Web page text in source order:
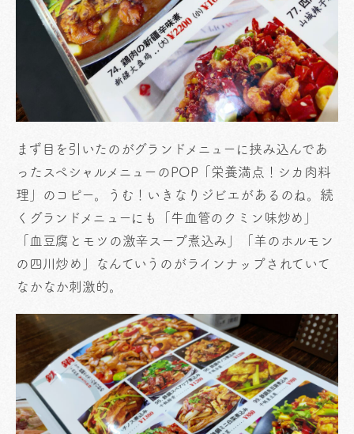
まず目を引いたのがグランドメニューに挟み込んであ
ったスペシャルメニューのPOP「栄養満点！シカ肉料
理」のコピー。うむ！いきなりジビエがあるのね。続
くグランドメニューにも「牛血管のクミン味炒め」
「血豆腐とモツの激辛スープ煮込み」「羊のホルモン
の四川炒め」なんていうのがラインナップされていて
なかなか刺激的。